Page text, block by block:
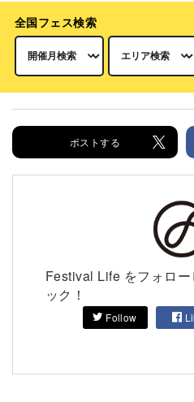
全国フェス検索
ポストする
Festival Life をフォロ
ック！
Follow